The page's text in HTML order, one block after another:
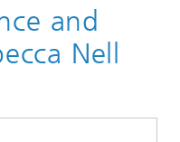
and
Nell